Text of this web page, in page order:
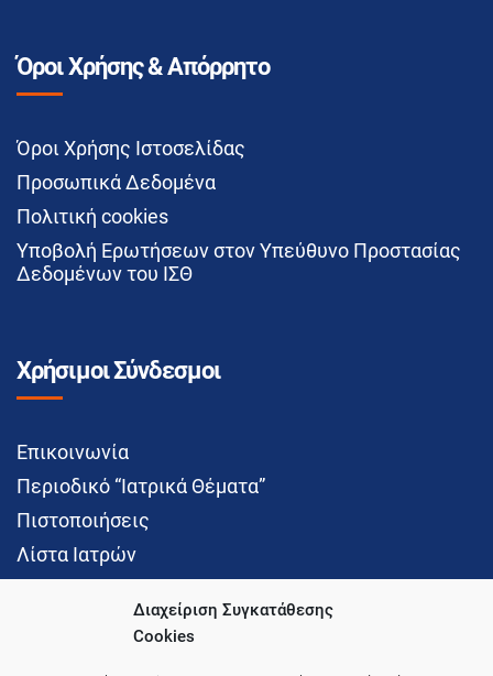
Διαχείριση Συγκατάθεσης
Cookies
Όροι Χρήσης & Απόρρητο
Όροι Χρήσης Ιστοσελίδας
Προσωπικά Δεδομένα
Πολιτική cookies
Υποβολή Ερωτήσεων στον Υπεύθυνο Προστασίας
Δεδομένων του ΙΣΘ
Χρήσιμοι Σύνδεσμοι
Επικοινωνία
Περιοδικό “Ιατρικά Θέματα”
Πιστοποιήσεις
Λίστα Ιατρών
Social Media